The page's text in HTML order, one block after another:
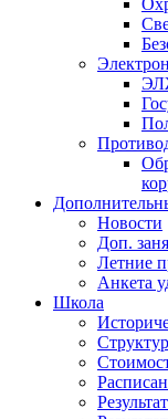
Новости
Доп.
Летние
Анкета
Школа